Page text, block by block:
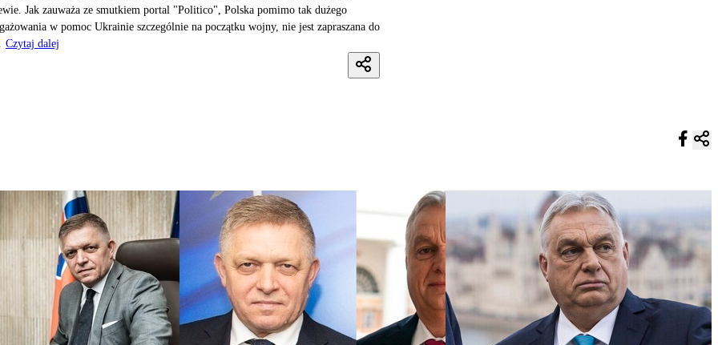
Jak zauważa ze smutkiem portal "Politico", Polska pomimo tak dużego
w pomoc Ukrainie szczególnie na początku wojny, nie jest zapraszana do
Czytaj dalej